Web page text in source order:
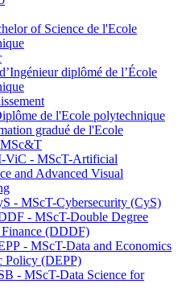
of Science de l'Ecole
diplômé de l’École
de l'Ecole polytechnique
gradué de l'Ecole
ViC - MScT-Artificial
and Advanced Visual
- MScT-Cybersecurity (CyS)
- MScT-Double Degree
Finance (DDDF)
- MScT-Data and Economics
Policy (DEPP)
- MScT-Data Science for